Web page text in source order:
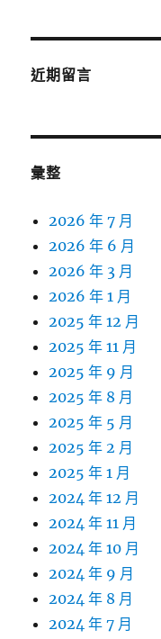
近期留言
彙整
2026 年 7 月
2026 年 6 月
2026 年 3 月
2026 年 1 月
2025 年 12 月
2025 年 11 月
2025 年 9 月
2025 年 8 月
2025 年 5 月
2025 年 2 月
2025 年 1 月
2024 年 12 月
2024 年 11 月
2024 年 10 月
2024 年 9 月
2024 年 8 月
2024 年 7 月